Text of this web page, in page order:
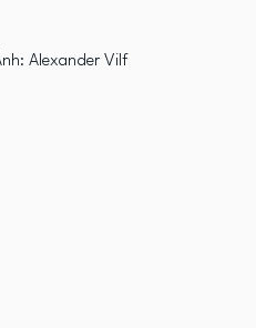
Alexander Vilf